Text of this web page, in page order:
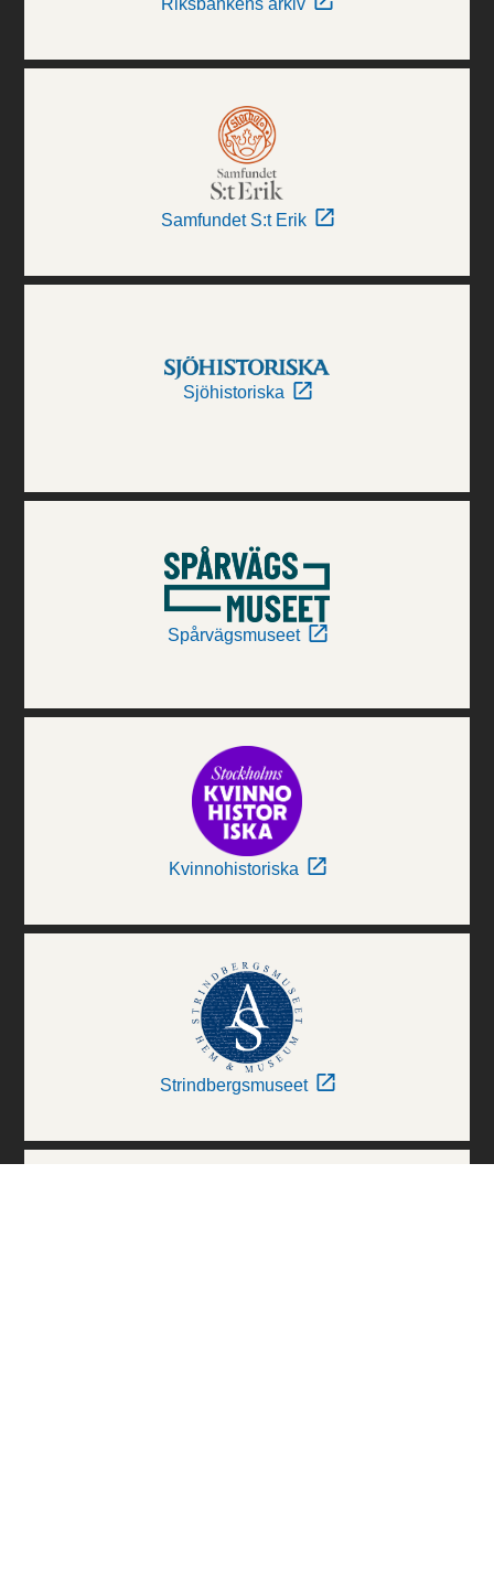
Samfundet S:t Erik
Sjöhistoriska
Spårvägsmuseet
Kvinnohistoriska
Strindbergsmuseet